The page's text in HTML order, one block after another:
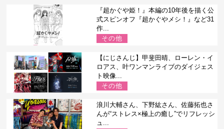
『超かぐや姫！』本編の10年後を描く公
式スピンオフ『超かぐやメシ！』など31
作...
その他
【にじさんじ】甲斐田晴、ローレン・イ
ロアス、叶ワンマンライブのダイジェス
ト映像...
その他
浪川大輔さん、下野紘さん、佐藤拓也さ
んが“ストレス×極上の癒し”でリフレッシ
ュ...